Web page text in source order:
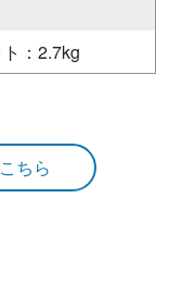
：2.7kg
ちら